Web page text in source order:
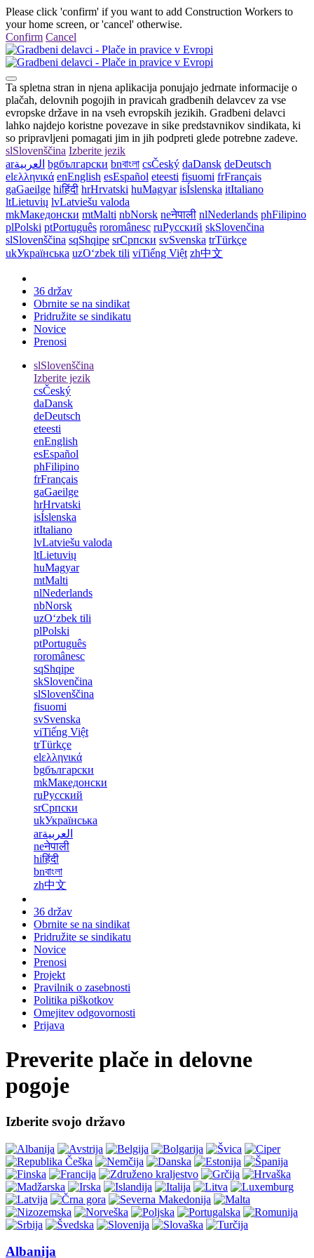
Please click 'confirm' if you want to add Construction Workers to
your home screen, or 'cancel' otherwise.
Confirm Cancel
Ta spletna stran in njena aplikacija ponujajo jedrnate informacije o
plačah, delovnih pogojih in pravicah gradbenih delavcev za vse
evropske države in na vseh evropskih jezikih. Gradbeni delavci
lahko najdejo koristne povezave in sike predstavnikov sindikata, ki
so pripravljeni pomagati jim in jih podpreti glede potrebne zadeve.
slSlovenščina Izberite jezik
arالعربية bgбългарски bnবাংলা csČeský daDansk deDeutsch
elελληνικά enEnglish esEspañol eteesti fisuomi frFrançais
gaGaeilge hiहिंदी hrHrvatski huMagyar isÍslenska itItaliano
ltLietuvių lvLatviešu valoda
mkМакедонски mtMalti nbNorsk neनेपाली nlNederlands phFilipino
plPolski ptPortuguês roromânesc ruРусский skSlovenčina
slSlovenščina sqShqipe srСрпски svSvenska trTürkçe
ukУкраїнська uzOʻzbek tili viTiếng Việt zh中文
36 držav
Obrnite se na sindikat
Pridružite se sindikatu
Novice
Prenosi
slSlovenščina
Izberite jezik
csČeský
daDansk
deDeutsch
eteesti
enEnglish
esEspañol
phFilipino
frFrançais
gaGaeilge
hrHrvatski
isÍslenska
itItaliano
lvLatviešu valoda
ltLietuvių
huMagyar
mtMalti
nlNederlands
nbNorsk
uzOʻzbek tili
plPolski
ptPortuguês
roromânesc
sqShqipe
skSlovenčina
slSlovenščina
fisuomi
svSvenska
viTiếng Việt
trTürkçe
elελληνικά
bgбългарски
mkМакедонски
ruРусский
srСрпски
ukУкраїнська
arالعربية
neनेपाली
hiहिंदी
bnবাংলা
zh中文
36 držav
Obrnite se na sindikat
Pridružite se sindikatu
Novice
Prenosi
Projekt
Pravilnik o zasebnosti
Politika piškotkov
Omejitev odgovornosti
Prijava
Preverite plače in delovne
pogoje
Izberite svojo državo
Albanija